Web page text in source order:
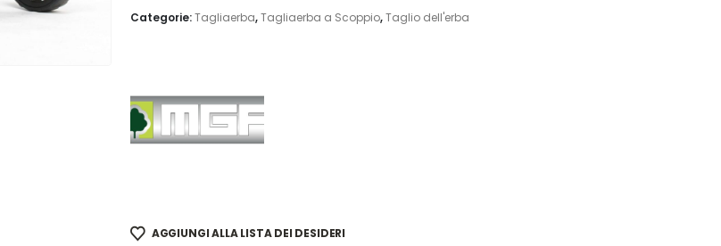
Categorie:Tagliaerba,Tagliaerba a Scoppio,Taglio dell'erba
AGGIUNGI ALLA LISTA DEI DESIDERI